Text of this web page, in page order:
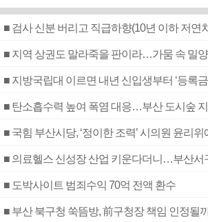
■ 지역 상권도 말라죽을 판이라…가뭄 속 밀
■ 지방국립대 이르면 내년 신입생부터 ‘등록금
■ 탄소흡수력 높여 폭염 대응…부산 도시숲
■ 의료헬스 신성장 산업 키운다더니…부산서
■ 도박사이트 범죄수익 70억 전액 환수
■ 부산 북구청 쑥뜸방, 前구청장 책임 인정될